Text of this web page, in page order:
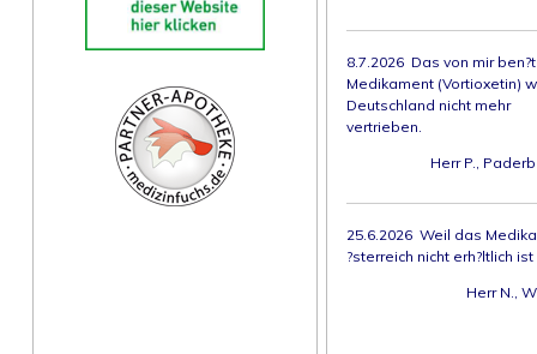
8.7.2026 Das von mir
Medikament (Vortioxetin)
Deutschland nicht mehr
vertrieben.
Herr P.,
25.6.2026 Weil das
?sterreich nicht erh?ltlich ist
Herr N.,